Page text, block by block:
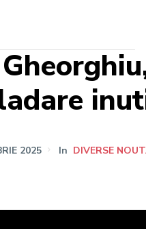
2025 In DIVERSE